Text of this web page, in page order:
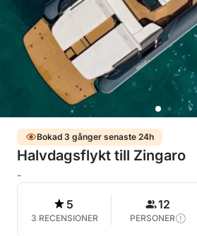
Bokad 3 gånger senaste 24h
Halvdagsflykt till Zingaro
-
5
3 RECENSIONER
12
PERSONER